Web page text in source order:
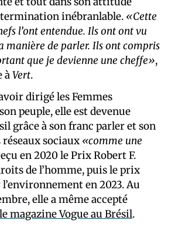
inébranlable. «Cette
l’ont entendue. Ils ont ont vu
manière de parler. Ils ont compris
que je devienne une cheffe»,
àVert.
dirigé les Femmes
peuple, elle est devenue
grâce à son franc parler et son
sociaux «comme une
en 2020 le Prix Robert F.
de l’homme, puis le prix
en 2023. Au
elle a même accepté
magazine Vogue au Brésil.